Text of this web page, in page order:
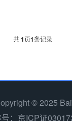
共1页1条记录
© 2025
：京ICP证